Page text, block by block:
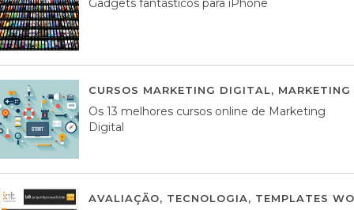
Gadgets fantásticos para iPhone
CURSOS MARKETING DIGITAL,
Os 13 melhores cursos online de Marketing
Digital
AVALIAÇÃO, TECNOLOGIA, TEMPLATES